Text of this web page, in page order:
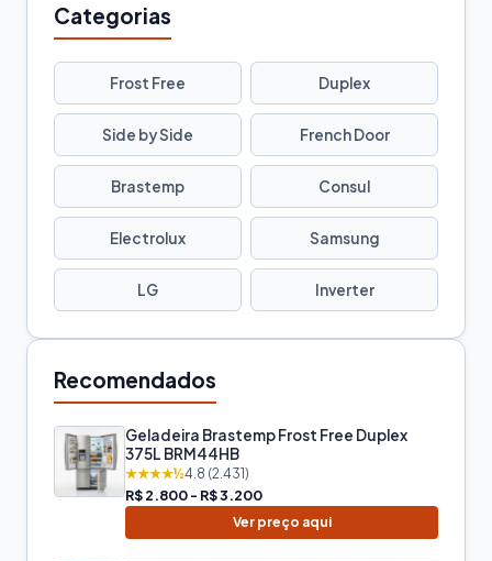
Categorias
Frost Free Duplex
Side by Side French Door
Brastemp Consul
Electrolux Samsung
LG Inverter
Recomendados
Geladeira Brastemp Frost Free Duplex
375L BRM44HB
★★★★½4.8 (2.431)
R$ 2.800 - R$ 3.200
Ver preço aqui